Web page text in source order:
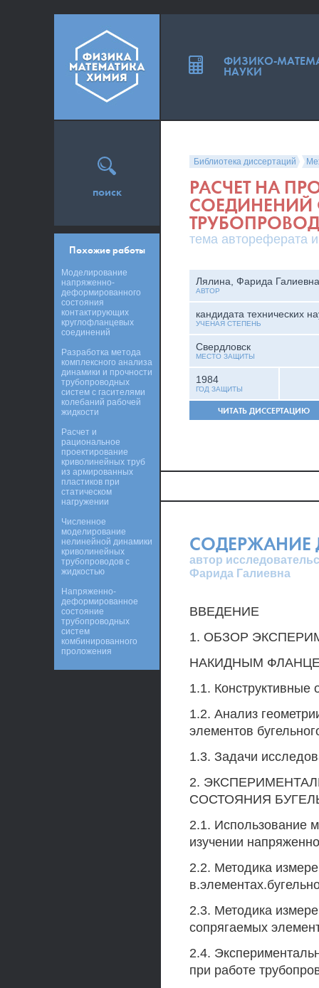
Библиотека диссертаций
РАСЧЕТ НА
СОЕДИНЕНИЙ
тема автореферата
Лялина, Фарида Галиевна
АВТОР
кандидата технических
УЧЕНАЯ СТЕПЕНЬ
Свердловск
МЕСТО ЗАЩИТЫ
1984
ГОД ЗАЩИТЫ
ЧИТАТЬ ДИССЕРТАЦИЮ
СОДЕРЖАНИЕ
автор
Фарида Галиевна
ВВЕДЕНИЕ
1. ОБЗОР
НАКИДНЫМ
1.1.
1.2. Анализ
элементов
1.3. Задачи
2.
СОСТОЯНИЯ
2.1. Использование
изучении
2.2. Методика
2.3. Методика
сопрягаемых
2.4.
при работе
поиск
Похожие работы
Моделирование
напряженно-
деформированного
состояния
контактирующих
круглофланцевых
соединений
Разработка метода
комплексного анализа
динамики и прочности
трубопроводных
систем с гасителями
колебаний рабочей
жидкости
Расчет и
рациональное
проектирование
криволинейных труб
из армированных
пластиков при
статическом
нагружении
Численное
моделирование
нелинейной динамики
криволинейных
трубопроводов с
жидкостью
Напряженно-
деформированное
состояние
трубопроводных
систем
комбинированного
проложения
ФИЗИКО-
НАУКИ